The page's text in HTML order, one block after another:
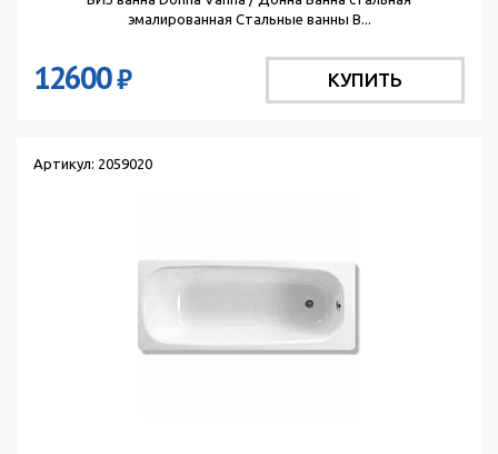
эмалированная Стальные ванны В...
12600₽ КУПИТЬ
Артикул: 2059020